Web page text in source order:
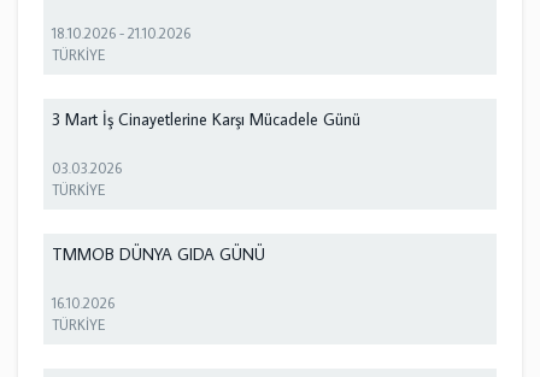
18.10.2026 -21.10.2026
TÜRKİYE
3 Mart İş Cinayetlerine Karşı Mücadele Günü
03.03.2026
TÜRKİYE
TMMOB DÜNYA GIDA GÜNÜ
16.10.2026
TÜRKİYE